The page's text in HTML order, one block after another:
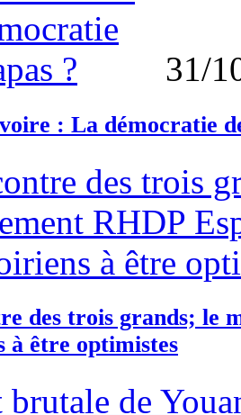
31/
: La démocratie
des trois grands; le
à être optimistes